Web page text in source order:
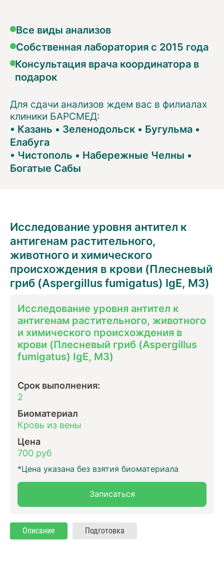
Все виды анализов
Собственная лаборатория с 2015 года
Консультация врача координатора в
подарок
Для сдачи анализов ждем вас в филиалах
клиники БАРСМЕД:
• Казань • Зеленодольск • Бугульма •
Елабуга
• Чистополь • Набережные Челны •
Богатые Сабы
Исследование уровня антител к
антигенам растительного,
животного и химического
происхождения в крови (Плесневый
гриб (Aspergillus fumigatus) IgE, M3)
Исследование уровня антител к
антигенам растительного, животного
и химического происхождения в
крови (Плесневый гриб (Aspergillus
fumigatus) IgE, M3)
Срок выполнения:
2
Биоматериал
Кровь из вены
Цена
700 руб
*Цена указана без взятия биоматериала
Записаться
Описание Подготовка